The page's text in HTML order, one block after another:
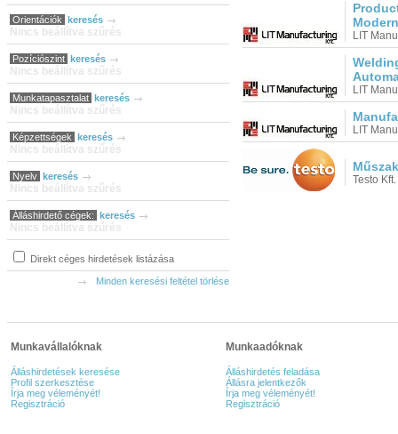
Orientációk keresés
Nincs beállítva szűrés
Pozíciószint keresés
Nincs beállítva szűrés
Munkatapasztalat keresés
Nincs beállítva szűrés
Képzettségek keresés
Nincs beállítva szűrés
Nyelv keresés
Nincs beállítva szűrés
Álláshirdető cégek: keresés
Nincs beállítva szűrés
Direkt céges hirdetések listázása
Minden keresési feltétel törlése
LIT
LIT
LIT
Testo Kft.
Munkavállalóknak
Álláshirdetések keresése
Profil szerkesztése
Írja meg véleményét!
Regisztráció
Munkaadóknak
Álláshirdetés feladása
Állásra jelentkezők
Írja meg véleményét!
Regisztráció